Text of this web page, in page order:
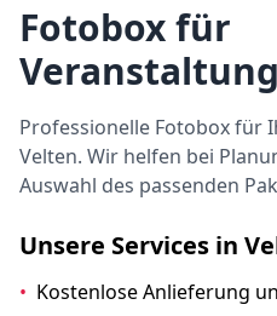
Fotobox für
Professionelle Fotobox für
Velten. Wir helfen bei
Auswahl des passenden
Unsere Services in
• Kostenlose Anlieferung